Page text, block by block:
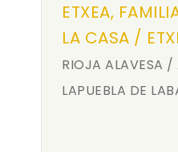
ETXEA,
LA CASA /
RIOJA ALAVESA /
LAPUEBLA DE